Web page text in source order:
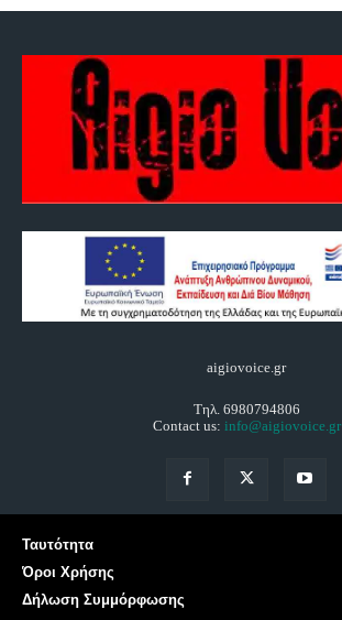
aigiovoice.gr
Τηλ. 6980794806
Contact us: info@aigiovoice.gr
Ταυτότητα
Όροι Χρήσης
Δήλωση Συμμόρφωσης